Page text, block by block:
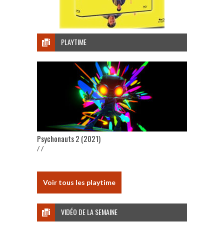
PLAYTIME
Psychonauts 2 (2021)
/ /
Voir tous les playtime
VIDÉO DE LA SEMAINE